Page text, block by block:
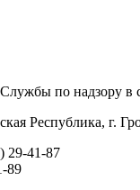
по надзору в
Республика, г.
29-41-87
89